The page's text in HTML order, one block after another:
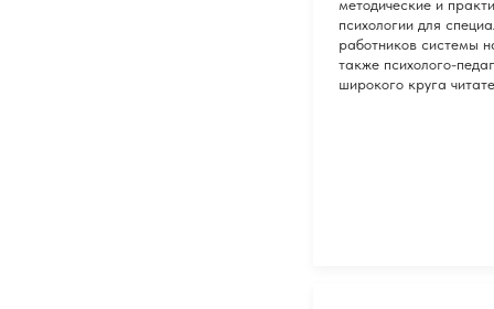
методические и
психологии для
работников системы
также психолого-
широкого круга